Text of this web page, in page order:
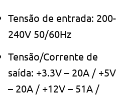
Tensão de entrada: 200-
240V 50/60Hz
Tensão/Corrente de
saída: +3.3V – 20A / +5V
– 20A / +12V – 51A /